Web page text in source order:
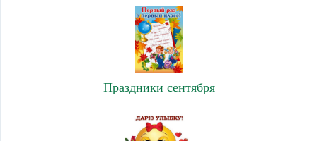
Праздники сентября